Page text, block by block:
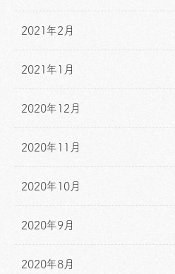
2021年2月
2021年1月
2020年12月
2020年11月
2020年10月
2020年9月
2020年8月